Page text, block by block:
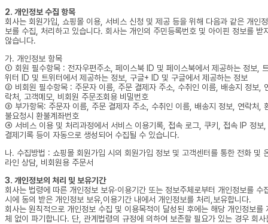
2. 개인정보 수집 항목
회사는 회원가입, 쇼핑몰 이용, 서비스 신청 및 제공 등을 위해 다음과 같은 개인정
보를 수집, 처리하고 있습니다. 회사는 개인의 주민등록번호 및 아이핀 정보를 받
않습니다.
가. 개인정보 항목
① 회원 필수항목 : 전자우편주소, 페이스북 ID 및 페이스북에서 제공하는 정보,
위터 ID 및 트위터에서 제공하는 정보, 구글+ ID 및 구글에서 제공하는 정보
② 비회원 필수항목 : 주문자 이름, 주문 결제자 주소, 수취인 이름, 배송지 정보,
락처, 고객메모, 비회원 주문조회용 비밀번호
③ 부가항목: 주문자 이름, 주문 결제자 주소, 수취인 이름, 배송지 정보, 연락처,
불요청시 환불계좌번호
④ 서비스 이용 및 처리과정에서 서비스 이용기록, 접속 로그, 쿠키, 접속 IP 정보,
결제기록 등이 자동으로 생성되어 수집될 수 있습니다.
나. 수집방법 : 쇼핑몰 회원가입 시의 회원가입 정보 및 고객센터를 통한 전화 및
라인 상담, 비회원용 주문서
3. 개인정보의 처리 및 보유기간
회사는 법령에 따른 개인정보 보유·이용기간 또는 정보주체로부터 개인정보를 수
시에 동의 받은 개인정보 보유,이용기간 내에서 개인정보를 처리,보유합니다.
회사는 원칙적으로 개인정보 수집 및 이용목적이 달성된 후에는 해당 개인정보를
체 없이 파기합니다. 단, 관계법령의 규정에 의하여 보존할 필요가 있는 경우 회사